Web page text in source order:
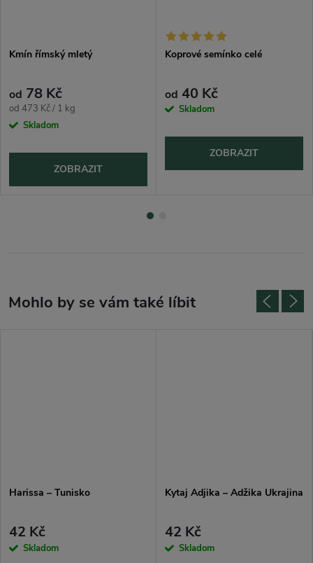
Kmín římský mletý
od 78 Kč
Měrná
cena:
od 473 Kč / 1 kg
Skladom
ZOBRAZIT
Koprové semínko celé
od 40 Kč
Skladom
ZOBRAZIT
Harissa – Tunisko
42 Kč
Skladom
Kytaj Adjika – Adžika Ukrajina
42 Kč
Skladom